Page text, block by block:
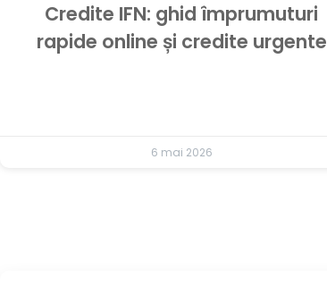
Credite IFN: ghid împrumuturi
rapide online și credite urgente
6 mai 2026